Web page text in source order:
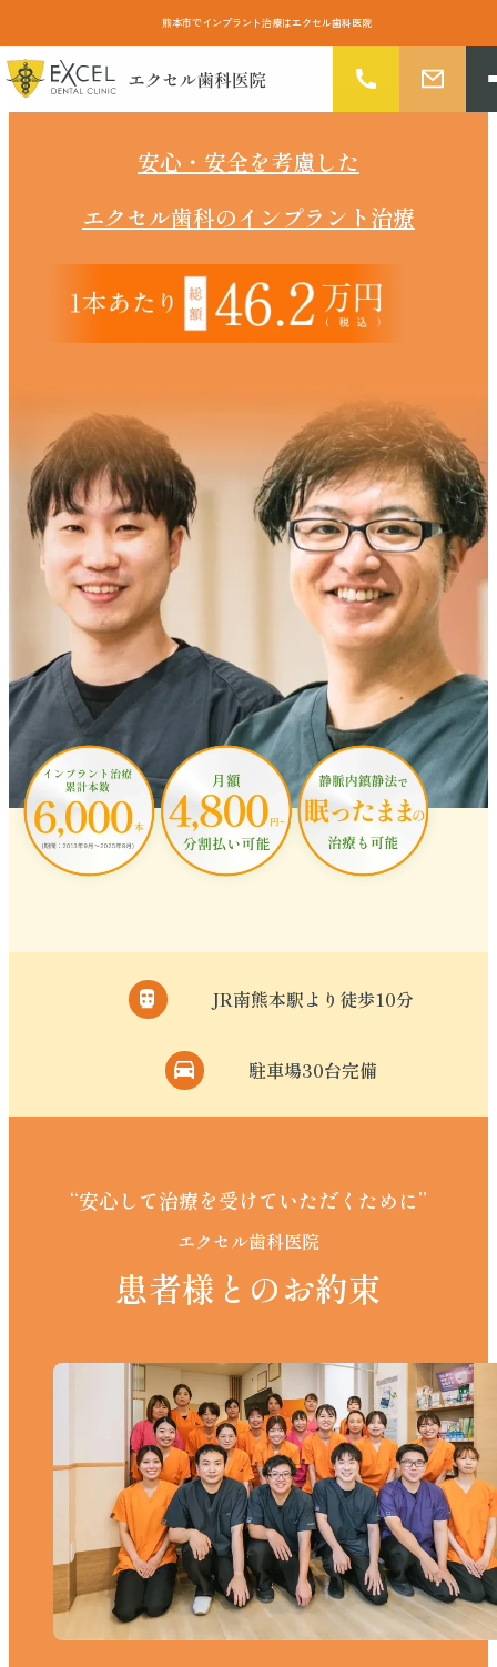
を
ス
熊本市でインプラント治療はエクセル歯科医院
安心・安全を考慮した
エクセル歯科のインプラント治療
JR南熊本駅より徒歩10分
駐車場30台完備
“安心して治療を受けていただくために”
エクセル歯科医院
患者様とのお約束